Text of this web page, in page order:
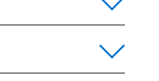
потребления